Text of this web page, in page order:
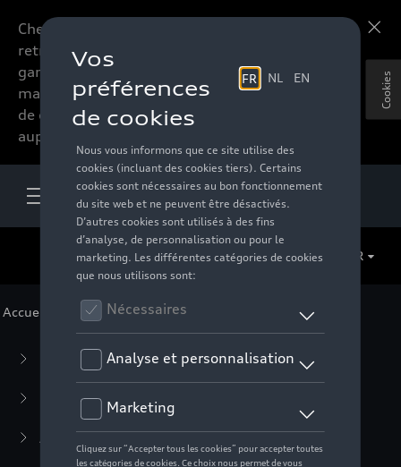
Chers accessoires-lovers,
retrouvez dorénavant toute la
gamme d’accessoires de votre
marque préférée sous forme
de catalogue à commander
auprès de votre distributeur.
FR
Accueil Pour vous > F1 Collection
Business Collection (59)
Casual Collection
Active Collection(30)
Cookies